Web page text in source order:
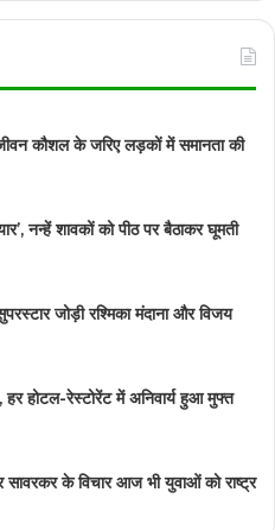
कौशल के जरिए लड़कों में समानता की
नन्हें शावकों को पीठ पर बैठाकर घूमती
जोड़ी रश्मिका मंदाना और विजय
होटल-रेस्टोरेंट में अनिवार्य हुआ मुफ्त
सावरकर के विचार आज भी युवाओं को राष्ट्र